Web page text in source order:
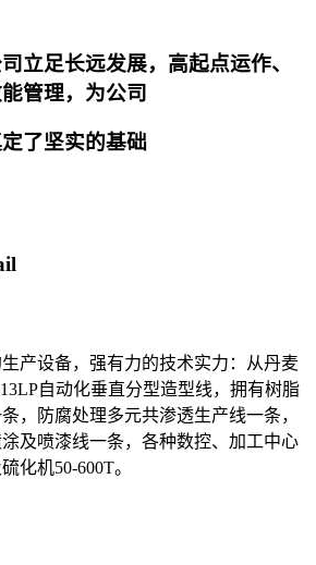
立足长远发展，高起点运作、
管理，为公司
了坚实的基础
产设备，强有力的技术实力：从丹麦
自动化垂直分型造型线，拥有树脂
，防腐处理多元共渗透生产线一条，
及喷漆线一条，各种数控、加工中心
化机50-600T。